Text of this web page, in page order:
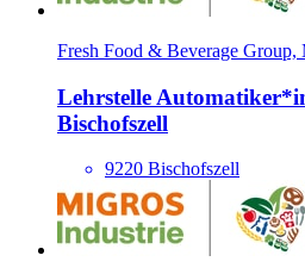
Fresh Food & Beverage Group,
Lehrstelle
Bischofszell
9220 Bischofszell